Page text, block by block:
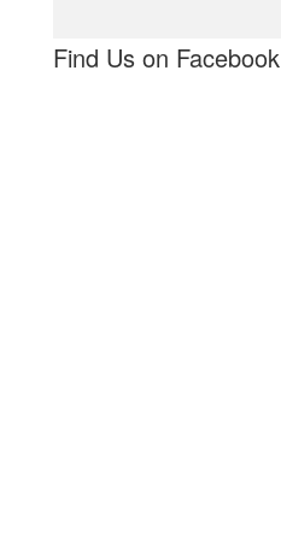
Find Us on Facebook